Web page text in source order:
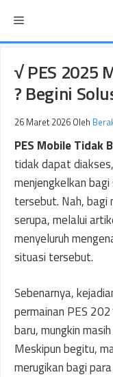
isi
Menu
√ PES 2025
? Begini
26 Maret 2026 Oleh
PES Mobile Tidak
tidak dapat
menjengkelkan
tersebut. Nah, bagi
serupa, melalui
menyeluruh
situasi tersebut.
Sebenarnya,
permainan PES
baru, mungkin
Meskipun begitu,
merugikan bagi